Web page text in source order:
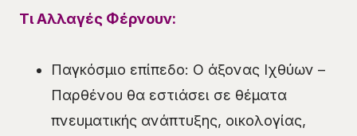
Τι Αλλαγές Φέρνουν:
Παγκόσμιο επίπεδο: Ο άξονας Ιχθύων –
Παρθένου θα εστιάσει σε θέματα
πνευματικής ανάπτυξης, οικολογίας,